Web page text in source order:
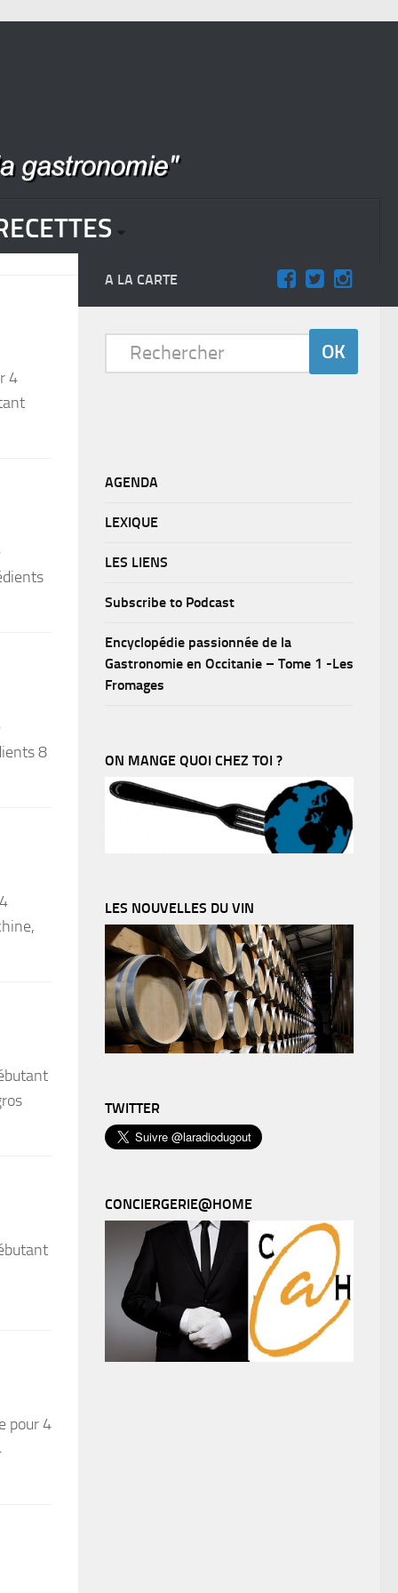
4
8
pour 4
A LA CARTE
AGENDA
LEXIQUE
LES LIENS
Subscribe to Podcast
Encyclopédie passionnée de la
Gastronomie en Occitanie – Tome 1 -Les
Fromages
ON MANGE QUOI CHEZ TOI ?
LES NOUVELLES DU VIN
TWITTER
CONCIERGERIE@HOME